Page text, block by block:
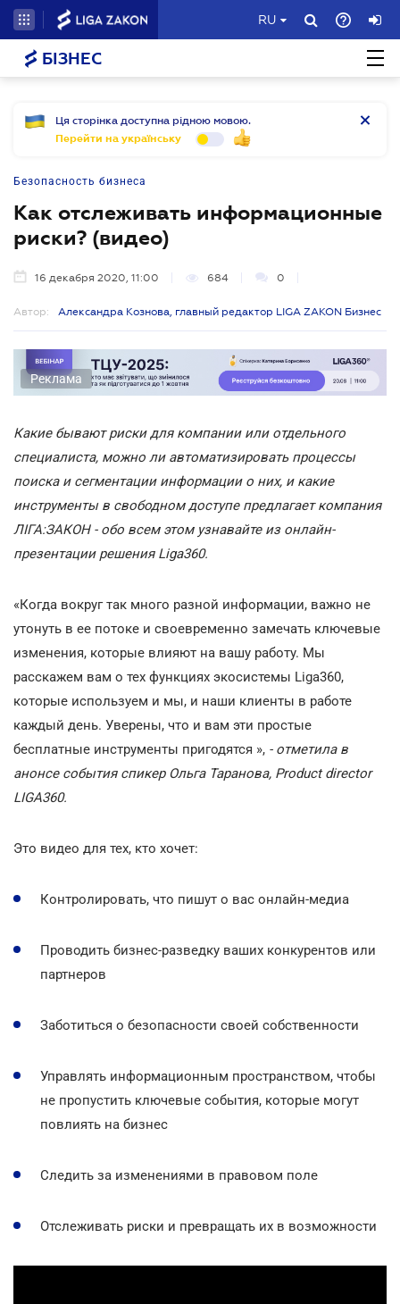
RU
БІЗНЕС
Ця сторінка доступна рідною мовою.
Перейти на українську
Безопасность бизнеса
Как отслеживать информационные
риски? (видео)
16 декабря 2020, 11:00 684 0
Автор: Александра Кознова, главный редактор LIGA ZAKON Бизнес
Реклама
Какие бывают риски для компании или отдельного
специалиста, можно ли автоматизировать процессы
поиска и сегментации информации о них, и какие
инструменты в свободном доступе предлагает компания
ЛІГА:ЗАКОН - обо всем этом узнавайте из онлайн-
презентации решения Liga360.
«Когда вокруг так много разной информации, важно не
утонуть в ее потоке и своевременно замечать ключевые
изменения, которые влияют на вашу работу. Мы
расскажем вам о тех функциях экосистемы Liga360,
которые используем и мы, и наши клиенты в работе
каждый день. Уверены, что и вам эти простые
бесплатные инструменты пригодятся », - отметила в
анонсе события спикер Ольга Таранова, Product director
LIGA360.
Это видео для тех, кто хочет:
Контролировать, что пишут о вас онлайн-медиа
Проводить бизнес-разведку ваших конкурентов или
партнеров
Заботиться о безопасности своей собственности
Управлять информационным пространством, чтобы
не пропустить ключевые события, которые могут
повлиять на бизнес
Следить за изменениями в правовом поле
Отслеживать риски и превращать их в возможности